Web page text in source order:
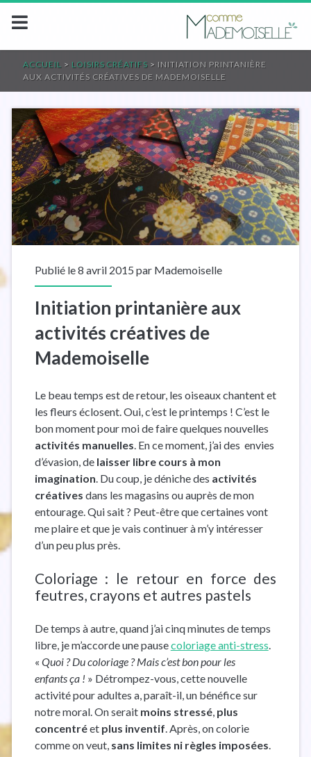
ACCUEIL > LOISIRS CRÉATIFS > INITIATION PRINTANIÈRE
AUX ACTIVITÉS CRÉATIVES DE MADEMOISELLE
Publié le 8 avril 2015 par Mademoiselle
Initiation printanière aux
activités créatives de
Mademoiselle
Le beau temps est de retour, les oiseaux chantent et
les fleurs éclosent. Oui, c’est le printemps ! C’est le
bon moment pour moi de faire quelques nouvelles
activités manuelles. En ce moment, j’ai des envies
d’évasion, de laisser libre cours à mon
imagination. Du coup, je déniche des activités
créatives dans les magasins ou auprès de mon
entourage. Qui sait ? Peut-être que certaines vont
me plaire et que je vais continuer à m’y intéresser
d’un peu plus près.
Coloriage : le retour en force des
feutres, crayons et autres pastels
De temps à autre, quand j’ai cinq minutes de temps
libre, je m’accorde une pausecoloriage anti-stress.
« Quoi ? Du coloriage ? Mais c’est bon pour les
enfants ça ! » Détrompez-vous, cette nouvelle
activité pour adultes a, paraît-il, un bénéfice sur
notre moral. On serait moins stressé, plus
concentréet plus inventif. Après, on colorie
comme on veut, sans limites ni règles imposées.